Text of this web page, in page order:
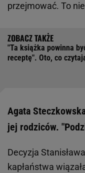
przejmować. To
"Ta książka powinna
receptę". Oto, co
Agata
jej rodziców.
Decyzja
kapłaństwa